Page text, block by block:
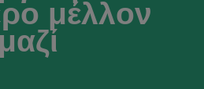
μέλλον
μαζί